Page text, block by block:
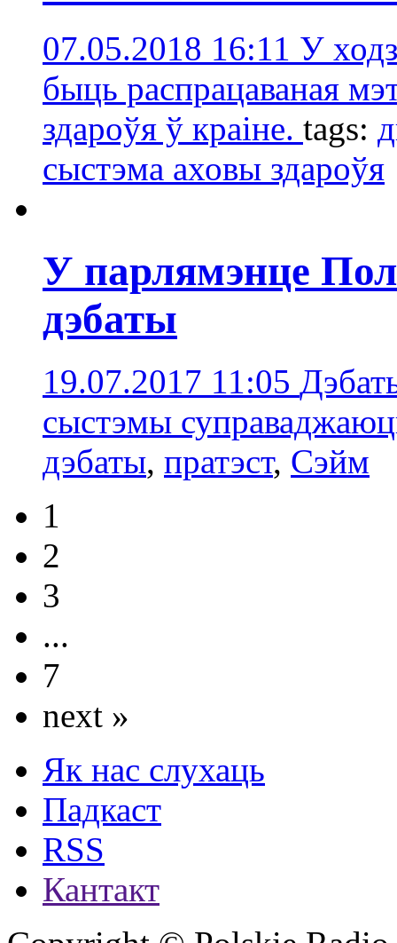
07.05.2018 16:11 У
быць распрацаваная
здароўя ў краіне. tags:
сыстэмa аховы здароўя
У парлямэнце
дэбаты
19.07.2017 11:05
сыстэмы
дэбаты, пратэст, Сэйм
1
2
3
...
7
next »
Як нас слухаць
Падкаст
RSS
Кантакт